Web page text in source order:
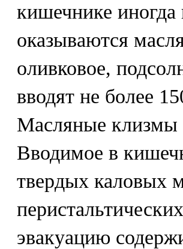
кишечнике
оказываются
оливковое,
вводят не более
Масляные клизмы
Вводимое в
твердых каловых
эвакуацию